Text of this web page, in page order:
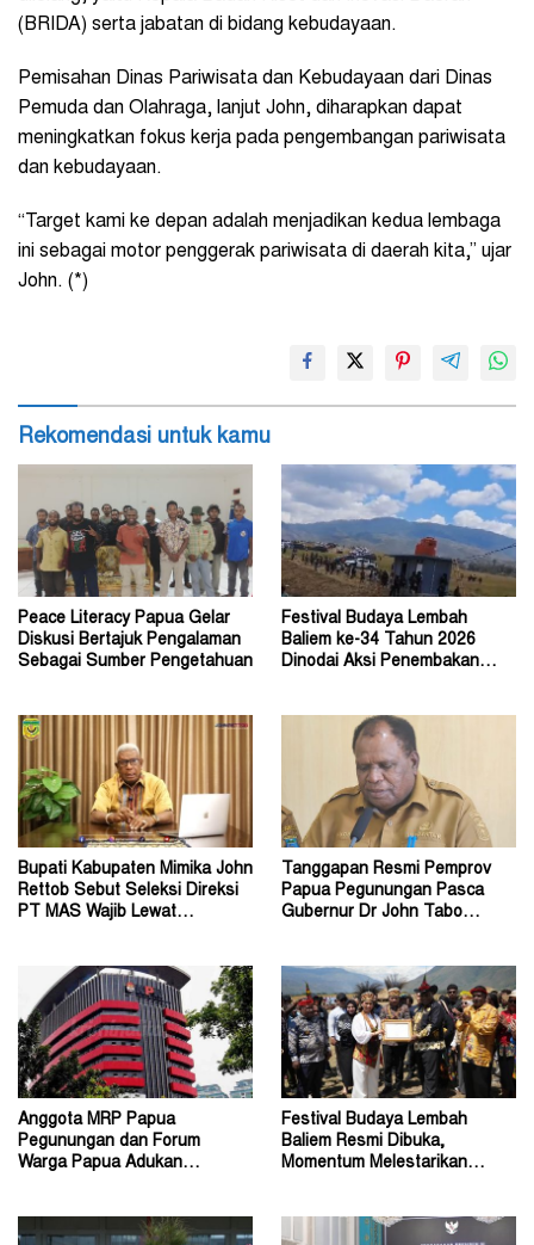
(BRIDA) serta jabatan di bidang kebudayaan.
Pemisahan Dinas Pariwisata dan Kebudayaan dari Dinas
Pemuda dan Olahraga, lanjut John, diharapkan dapat
meningkatkan fokus kerja pada pengembangan pariwisata
dan kebudayaan.
“Target kami ke depan adalah menjadikan kedua lembaga
ini sebagai motor penggerak pariwisata di daerah kita,” ujar
John. (*)
Rekomendasi untuk kamu
Peace Literacy Papua Gelar
Diskusi Bertajuk Pengalaman
Sebagai Sumber Pengetahuan
Festival Budaya Lembah
Baliem ke-34 Tahun 2026
Dinodai Aksi Penembakan
Bupati Kabupaten Mimika John
Rettob Sebut Seleksi Direksi
PT MAS Wajib Lewat
Tanggapan Resmi Pemprov
Papua Pegunungan Pasca
Gubernur Dr John Tabo
Anggota MRP Papua
Pegunungan dan Forum
Warga Papua Adukan
Festival Budaya Lembah
Baliem Resmi Dibuka,
Momentum Melestarikan